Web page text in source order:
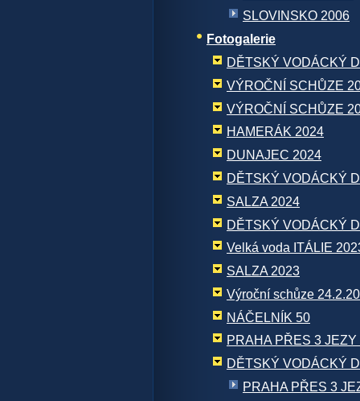
SLOVINSKO 2006
Fotogalerie
DĚTSKÝ VODÁCKÝ
VÝROČNÍ SCHŮZE
VÝROČNÍ SCHŮZE
HAMERÁK 2024
DUNAJEC 2024
DĚTSKÝ VODÁCKÝ
SALZA 2024
DĚTSKÝ VODÁCKÝ
Velká voda ITÁLIE
SALZA 2023
Výroční schůze
NÁČELNÍK 50
PRAHA PŘES 3 JEZY
DĚTSKÝ VODÁCKÝ
PRAHA PŘES 3